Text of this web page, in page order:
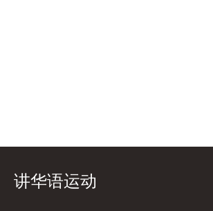
讲华语运动